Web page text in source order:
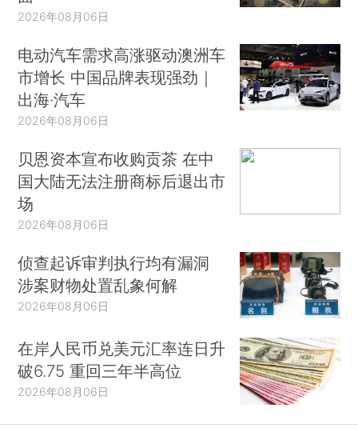
2026年08月06日
电动汽车需求高涨驱动澳洲车
市增长 中国品牌表现强劲｜
出海·汽车
2026年08月06日
贝恩资本宣布收购贡茶 在中
国大陆无法注册商标后退出市
场
2026年08月06日
侦查起诉审判执行均有漏洞
涉案财物处置乱象何解
2026年08月06日
在岸人民币兑美元汇率连日升
破6.75 重回三年半高位
2026年08月06日